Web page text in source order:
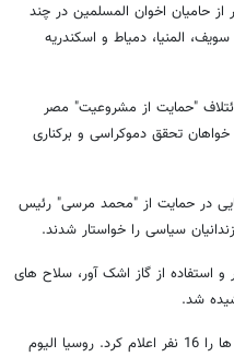
حامیان اخوان المسلمین در چند
المنیا، دمیاط و اسکندریه
"حمایت از مشروعیت" مصر
تحقق دموکراسی و برکناری
در حمایت از "محمد مرسی" رئیس
سیاسی را خواستار شدند.
و استفاده از گاز اشک آور، سلاح های
شد.
الیوم السابع تعداد مجروحان این درگیری ها را 16 نفر اعلام کرد. روسیا الیوم